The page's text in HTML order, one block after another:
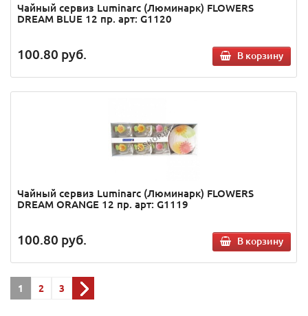
Чайный сервиз Luminarc (Люминарк) FLOWERS
DREAM BLUE 12 пр. арт: G1120
100.80 руб. В корзину
Чайный сервиз Luminarc (Люминарк) FLOWERS
DREAM ORANGE 12 пр. арт: G1119
100.80 руб. В корзину
1 2 3